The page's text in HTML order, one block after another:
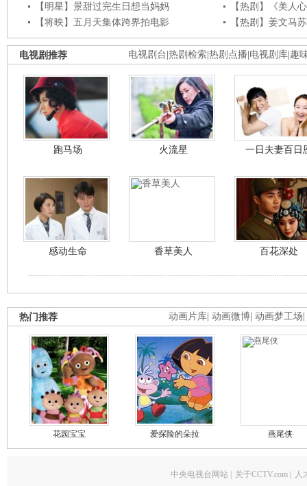
【明星】景甜过完生日想当妈妈
【热剧】《美人
【将映】五月天集体跨界拍电影
【热剧】姜文马
电视剧台 热剧检索 热剧点播 电视剧库 趣
电视剧推荐
跑马场 火流星 一日夫妻百日
感动生命 香草美人 百花深处
动画片库 动画微博 动画梦工场
热门推荐
花园宝宝 爱探险的朵拉 燕尾侠
中央电视台网站 关于CCTV.com 人